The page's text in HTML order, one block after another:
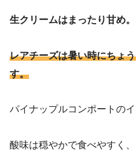
生クリームはまったり甘め。
レアチーズは暑い時にちょ
す。
パイナップルコンポートの
酸味は穏やかで食べやすく